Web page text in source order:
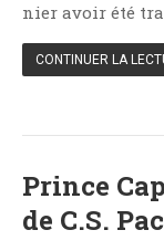
Poésie
Point Lecture
Road-Book
Roman
nier avoir été
CONTINUER LA
Prince
de C.S.